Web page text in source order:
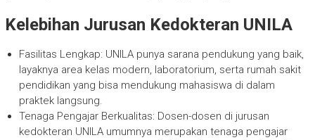
Kelebihan Jurusan Kedokteran UNILA
Fasilitas Lengkap: UNILA punya sarana pendukung yang baik,
layaknya area kelas modern, laboratorium, serta rumah sakit
pendidikan yang bisa mendukung mahasiswa di dalam
praktek langsung.
Tenaga Pengajar Berkualitas: Dosen-dosen di jurusan
kedokteran UNILA umumnya merupakan tenaga pengajar